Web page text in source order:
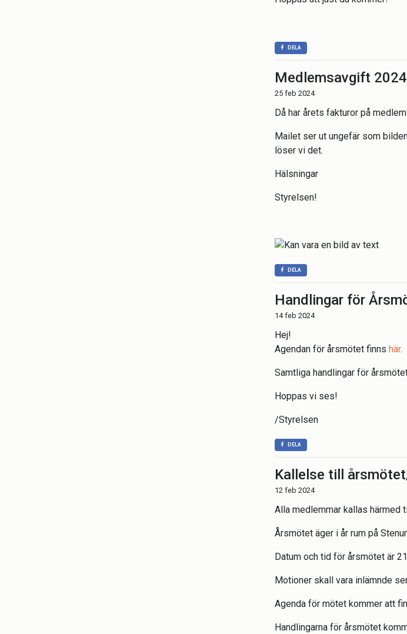
DELA
Medlemsavgift 2024
25 feb 2024
Då har årets fakturor på
Mailet ser ut ungefär som
löser vi det.
Hälsningar
Styrelsen!
DELA
Handlingar för
14 feb 2024
Hej!
Agendan för årsmötet finns här.
Samtliga handlingar för
Hoppas vi ses!
/Styrelsen
DELA
Kallelse till
12 feb 2024
Alla medlemmar kallas härmed
Årsmötet äger i år rum på
Datum och tid för årsmötet är
Motioner skall vara inlämnde
Agenda för mötet kommer att
Handlingarna för årsmötet